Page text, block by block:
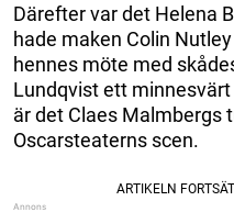
Därefter var det Helena
hade maken Colin
hennes möte med
Lundqvist ett
är det Claes Malmbergs
Oscarsteaterns scen.